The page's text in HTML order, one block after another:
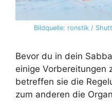
Bildquelle: ronstik /
Bevor du in dein
einige Vorbereitungen
betreffen sie die
zum anderen die